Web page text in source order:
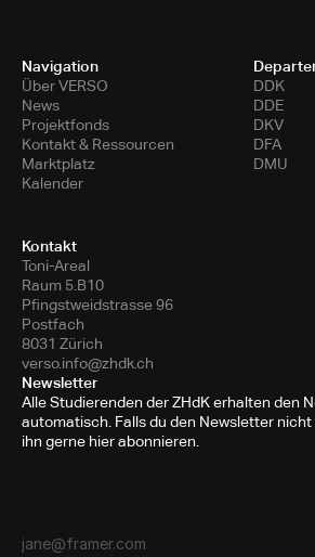
Navigation
Über VERSO
News
Projektfonds
Kontakt & Ressourcen
Marktplatz
Kalender
DDK
DDE
DKV
DFA
DMU
Kontakt
Toni-Areal
Raum 5.B10
Pfingstweidstrasse 96
Postfach
8031 Zürich
verso.info@zhdk.ch
Newsletter
Alle Studierenden der ZHdK erhalten den
automatisch. Falls du den Newsletter
ihn gerne hier abonnieren.